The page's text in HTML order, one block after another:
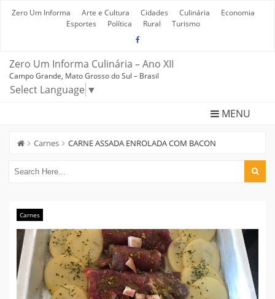
Zero Um Informa Arte e Cultura Cidades Culinária
Economia
Esportes
Política Rural Turismo
Zero Um Informa Culinária – Ano XII
Campo Grande, Mato Grosso do Sul – Brasil
Select Language ▼
MENU
Carnes CARNE ASSADA ENROLADA COM BACON
Carnes